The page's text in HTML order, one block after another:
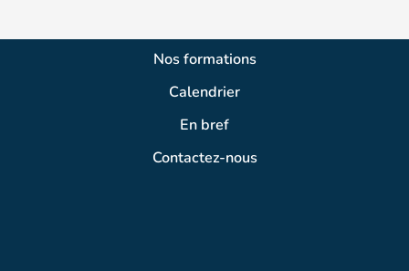
Nos formations
Calendrier
En bref
Contactez-nous